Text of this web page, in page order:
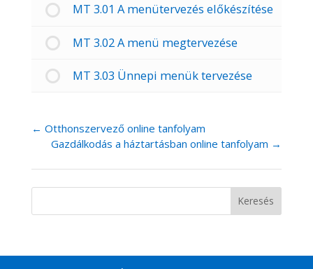
MT 3.01 A menütervezés előkészítése
MT 3.02 A menü megtervezése
MT 3.03 Ünnepi menük tervezése
Otthonszervező online tanfolyam
Gazdálkodás a háztartásban online tanfolyam